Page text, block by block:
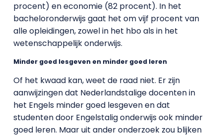
procent) en economie (82 procent). In het
bacheloronderwijs gaat het om vijf procent van
alle opleidingen, zowel in het hbo als in het
wetenschappelijk onderwijs.
Minder goed lesgeven en minder goed leren
Of het kwaad kan, weet de raad niet. Er zijn
aanwijzingen dat Nederlandstalige docenten in
het Engels minder goed lesgeven en dat
studenten door Engelstalig onderwijs ook minder
goed leren. Maar uit ander onderzoek zou blijken